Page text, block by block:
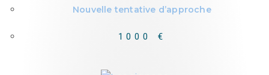
Nouvelle tentative d’approche
1000 €